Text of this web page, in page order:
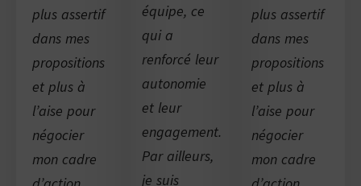
plus assertif
dans mes
propositions
et plus à
l’aise pour
négocier
mon cadre
équipe, ce
qui a
renforcé leur
autonomie
et leur
engagement.
Par ailleurs,
je suis
plus assertif
dans mes
propositions
et plus à
l’aise pour
négocier
mon cadre